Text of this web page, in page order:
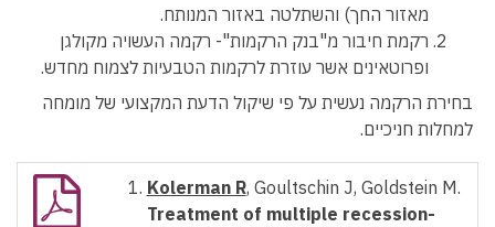
מאזור החך) והשתלטה באזור המנותח.
רקמת חיבור מ"בנק הרקמות"- רקמה העשויה מקולגן
ופרוטאינים אשר עוזרת לרקמות הטבעיות לצמוח מחדש.
בחירת הרקמה נעשית על פי שיקול הדעת המקצועי של מומחה
למחלות חניכיים.
Kolerman R, Goultschin J, Goldstein M.
Treatment of multiple recession-